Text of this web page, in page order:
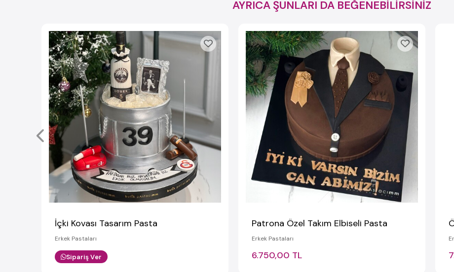
AYRICA ŞUNLARI DA BEĞENEBİLİRSİNİZ
İçki Kovası Tasarım Pasta
Erkek Pastaları
Sipariş Ver
Patrona Özel Takım Elbiseli Pasta
Erkek Pastaları
6.750,00 TL